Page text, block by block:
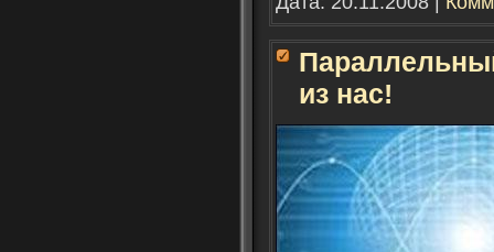
из нас!